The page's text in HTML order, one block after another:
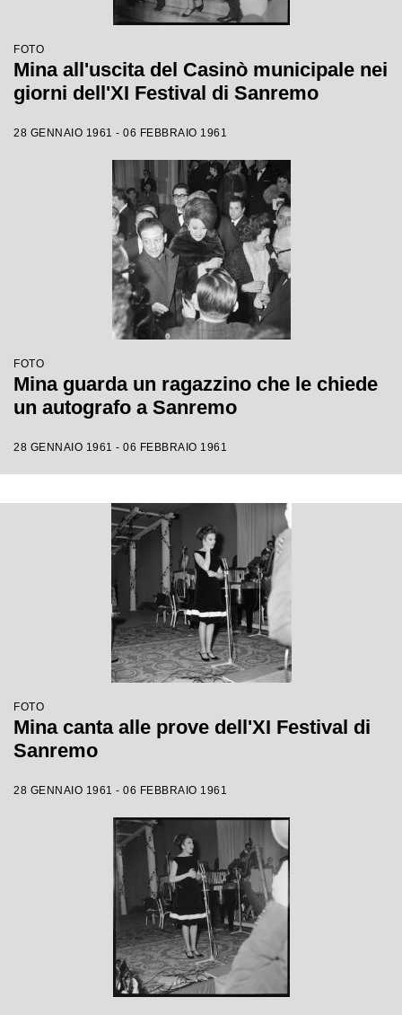
FOTO
Mina all'uscita del Casinò municipale nei
giorni dell'XI Festival di Sanremo
28 GENNAIO 1961 - 06 FEBBRAIO 1961
FOTO
Mina guarda un ragazzino che le chiede
un autografo a Sanremo
28 GENNAIO 1961 - 06 FEBBRAIO 1961
FOTO
Mina canta alle prove dell'XI Festival di
Sanremo
28 GENNAIO 1961 - 06 FEBBRAIO 1961